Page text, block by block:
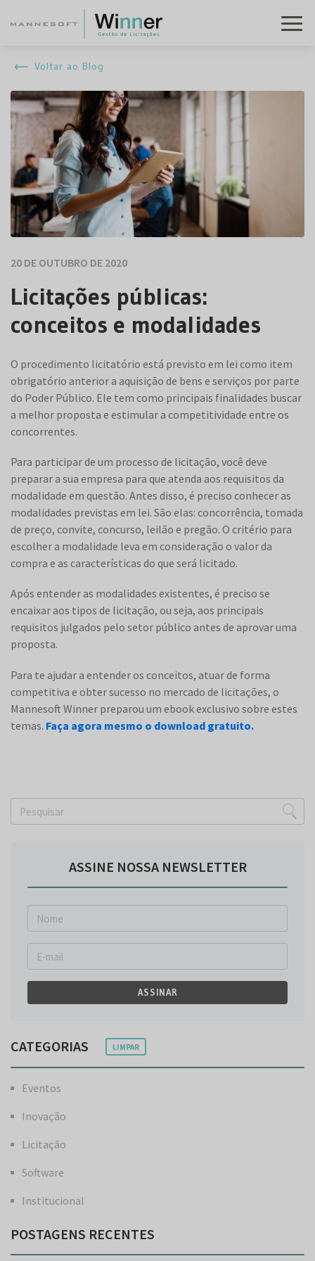
Voltar ao Blog
20 DE OUTUBRO DE 2020
Licitações públicas:
conceitos e modalidades
O procedimento licitatório está previsto em lei como item
obrigatório anterior a aquisição de bens e serviços por parte
do Poder Público. Ele tem como principais finalidades buscar
a melhor proposta e estimular a competitividade entre os
concorrentes.
Para participar de um processo de licitação, você deve
preparar a sua empresa para que atenda aos requisitos da
modalidade em questão. Antes disso, é preciso conhecer as
modalidades previstas em lei. São elas: concorrência, tomada
de preço, convite, concurso, leilão e pregão. O critério para
escolher a modalidade leva em consideração o valor da
compra e as características do que será licitado.
Após entender as modalidades existentes, é preciso se
encaixar aos tipos de licitação, ou seja, aos principais
requisitos julgados pelo setor público antes de aprovar uma
proposta.
Para te ajudar a entender os conceitos, atuar de forma
competitiva e obter sucesso no mercado de licitações, o
Mannesoft Winner preparou um ebook exclusivo sobre estes
temas. Faça agora mesmo o download gratuito.
ASSINE NOSSA NEWSLETTER
ASSINAR
CATEGORIAS LIMPAR
Eventos
Inovação
Licitação
Software
Institucional
POSTAGENS RECENTES